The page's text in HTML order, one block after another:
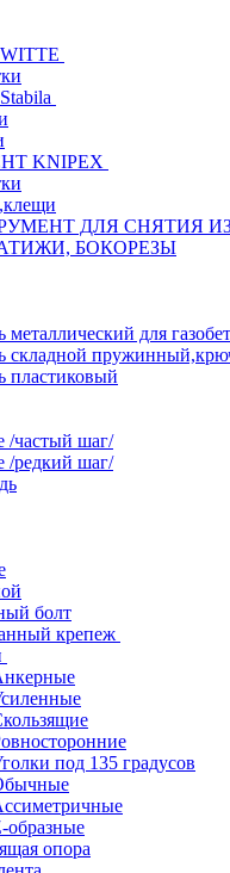
KNIPEX
ДЛЯ СНЯТИЯ
БОКОРЕЗЫ
металлический для
складной
пластиковый
/частый шаг/
/редкий шаг/
болт
крепеж
под 135 градусов
образные
опора